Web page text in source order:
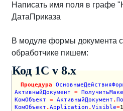
Написать имя поля в графе
ДатаПриказа
В модуле формы документа
обработчике пишем:
Код 1C v 8.х
Процедура
АктивныйДокумент =
КомОбъект = АктивныйДокумент .
КомОбъект .Application .Visible=1